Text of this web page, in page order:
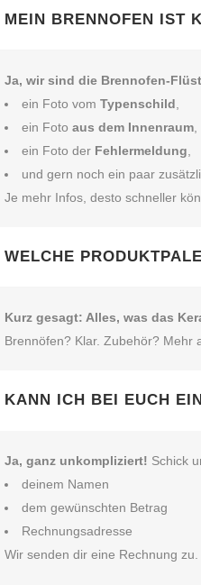
MEIN BRENNOFEN IST
Ja, wir sind die
ein Foto vom Typenschild,
ein Foto aus dem Innenraum,
ein Foto der Fehlermeldung,
und gern noch ein paar
Je mehr Infos, desto schneller
WELCHE
Kurz gesagt: Alles, was das
Brennöfen? Klar. Zubehör? Mehr
KANN ICH BEI EUCH
Ja, ganz unkompliziert! Schick
deinem Namen
dem gewünschten Betrag
Rechnungsadresse
Wir senden dir eine Rechnung